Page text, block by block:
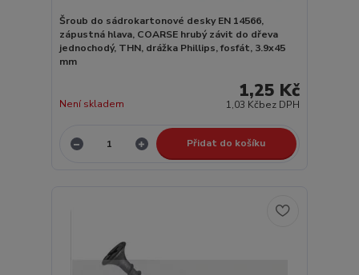
Šroub do sádrokartonové desky EN 14566,
zápustná hlava, COARSE hrubý závit do dřeva
jednochodý, THN, drážka Phillips, fosfát, 3.9x45
mm
1,25 Kč
1,03 Kčbez DPH
Není skladem
Přidat do košíku